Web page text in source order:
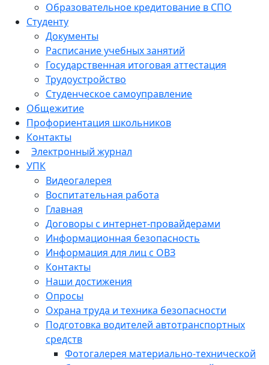
Образовательное кредитование в СПО
Студенту
Документы
Расписание учебных занятий
Государственная итоговая аттестация
Трудоустройство
Студенческое самоуправление
Общежитие
Профориентация школьников
Контакты
Электронный журнал
УПК
Видеогалерея
Воспитательная работа
Главная
Договоры с интернет-провайдерами
Информационная безопасность
Информация для лиц с ОВЗ
Контакты
Наши достижения
Опросы
Охрана труда и техника безопасности
Подготовка водителей автотранспортных
средств
Фотогалерея материально-технической